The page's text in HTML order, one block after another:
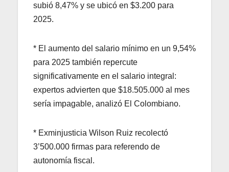
subió 8,47% y se ubicó en $3.200 para
2025.
* El aumento del salario mínimo en un 9,54%
para 2025 también repercute
significativamente en el salario integral:
expertos advierten que $18.505.000 al mes
sería impagable, analizó El Colombiano.
* Exminjusticia Wilson Ruiz recolectó
3’500.000 firmas para referendo de
autonomía fiscal.